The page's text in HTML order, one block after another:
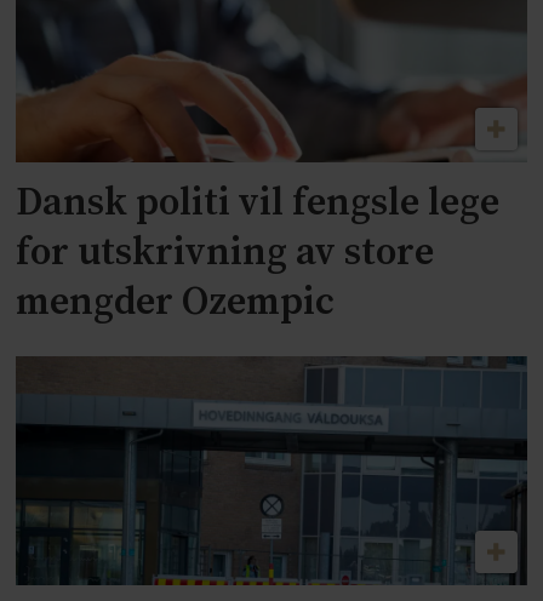
Dansk politi vil fengsle lege
for utskrivning av store
mengder Ozempic